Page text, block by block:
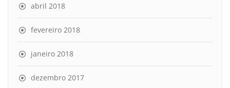
abril 2018
fevereiro 2018
janeiro 2018
dezembro 2017